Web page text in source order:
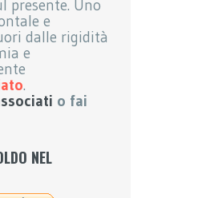
presente. Uno
e
dalle rigidità
e
.
o fai
NEL